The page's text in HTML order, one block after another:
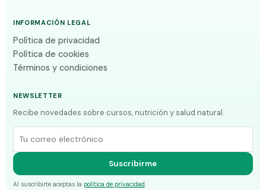
INFORMACIÓN LEGAL
Política de privacidad
Política de cookies
Términos y condiciones
NEWSLETTER
Recibe novedades sobre cursos, nutrición y salud natural.
Suscribirme
Al suscribirte aceptas la política de privacidad.